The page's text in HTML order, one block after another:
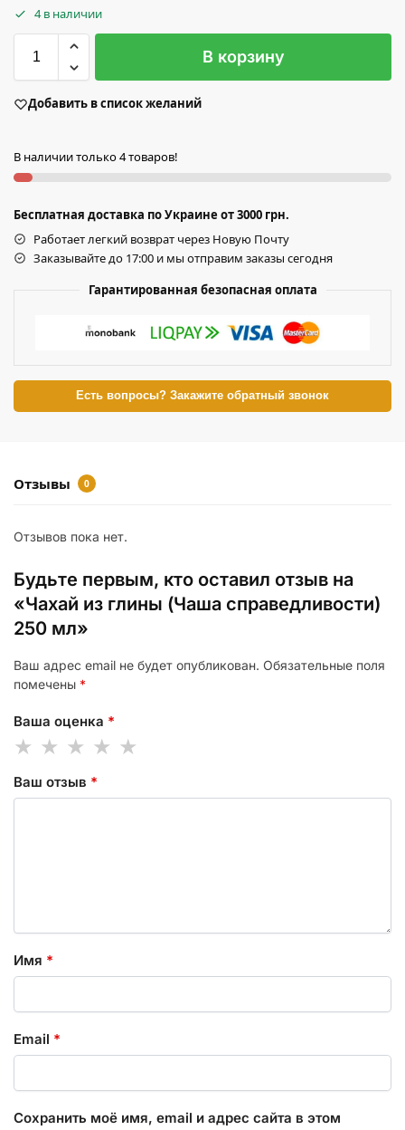
4 в наличии
В корзину
Добавить в список желаний
В наличии только 4 товаров!
Бесплатная доставка по Украине от 3000 грн.
Работает легкий возврат через Новую Почту
Заказывайте до 17:00 и мы отправим заказы сегодня
Гарантированная безопасная оплата
Есть вопросы? Закажите обратный звонок
Отзывы 0
Отзывов пока нет.
Будьте первым, кто оставил отзыв на
«Чахай из глины (Чаша справедливости)
250 мл»
Ваш адрес email не будет опубликован. Обязательные поля
помечены *
Ваша оценка *
Ваш отзыв *
Имя *
Email *
Сохранить моё имя, email и адрес сайта в этом